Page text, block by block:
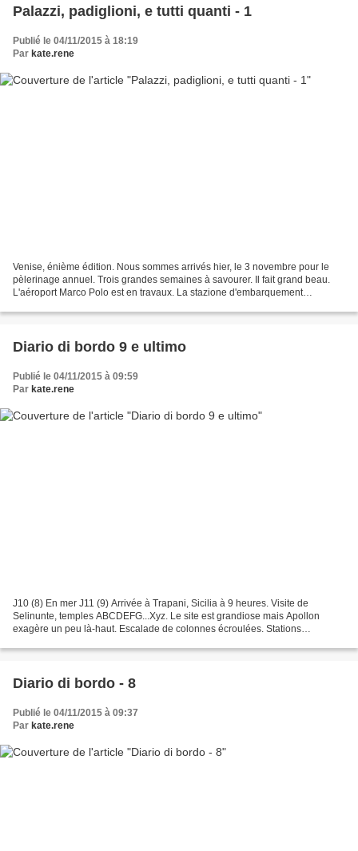
Palazzi, padiglioni, e tutti quanti - 1
Publié le 04/11/2015 à 18:19
Par kate.rene
Venise, énième édition. Nous sommes arrivés hier, le 3 novembre pour le
pèlerinage annuel. Trois grandes semaines à savourer. Il fait grand beau.
L'aéroport Marco Polo est en travaux. La stazione d'embarquement
Diario di bordo 9 e ultimo
Publié le 04/11/2015 à 09:59
Par kate.rene
J10 (8) En mer J11 (9) Arrivée à Trapani, Sicilia à 9 heures. Visite de
Selinunte, temples ABCDEFG...Xyz. Le site est grandiose mais Apollon
exagère un peu là-haut. Escalade de colonnes écroulées. Stations
Diario di bordo - 8
Publié le 04/11/2015 à 09:37
Par kate.rene